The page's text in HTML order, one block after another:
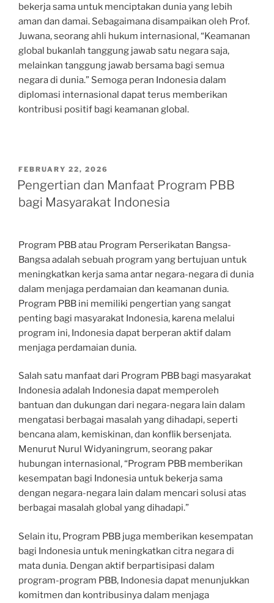
bekerja sama untuk menciptakan dunia yang lebih
aman dan damai. Sebagaimana disampaikan oleh Prof.
Juwana, seorang ahli hukum internasional, “Keamanan
global bukanlah tanggung jawab satu negara saja,
melainkan tanggung jawab bersama bagi semua
negara di dunia.” Semoga peran Indonesia dalam
diplomasi internasional dapat terus memberikan
kontribusi positif bagi keamanan global.
POSTED
ON
FEBRUARY 22, 2026
Pengertian dan Manfaat Program PBB
bagi Masyarakat Indonesia
Program PBB atau Program Perserikatan Bangsa-
Bangsa adalah sebuah program yang bertujuan untuk
meningkatkan kerja sama antar negara-negara di dunia
dalam menjaga perdamaian dan keamanan dunia.
Program PBB ini memiliki pengertian yang sangat
penting bagi masyarakat Indonesia, karena melalui
program ini, Indonesia dapat berperan aktif dalam
menjaga perdamaian dunia.
Salah satu manfaat dari Program PBB bagi masyarakat
Indonesia adalah Indonesia dapat memperoleh
bantuan dan dukungan dari negara-negara lain dalam
mengatasi berbagai masalah yang dihadapi, seperti
bencana alam, kemiskinan, dan konflik bersenjata.
Menurut Nurul Widyaningrum, seorang pakar
hubungan internasional, “Program PBB memberikan
kesempatan bagi Indonesia untuk bekerja sama
dengan negara-negara lain dalam mencari solusi atas
berbagai masalah global yang dihadapi.”
Selain itu, Program PBB juga memberikan kesempatan
bagi Indonesia untuk meningkatkan citra negara di
mata dunia. Dengan aktif berpartisipasi dalam
program-program PBB, Indonesia dapat menunjukkan
komitmen dan kontribusinya dalam menjaga